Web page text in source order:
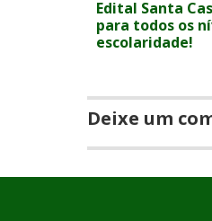
Edital Santa
para todos os
escolaridade!
Deixe um